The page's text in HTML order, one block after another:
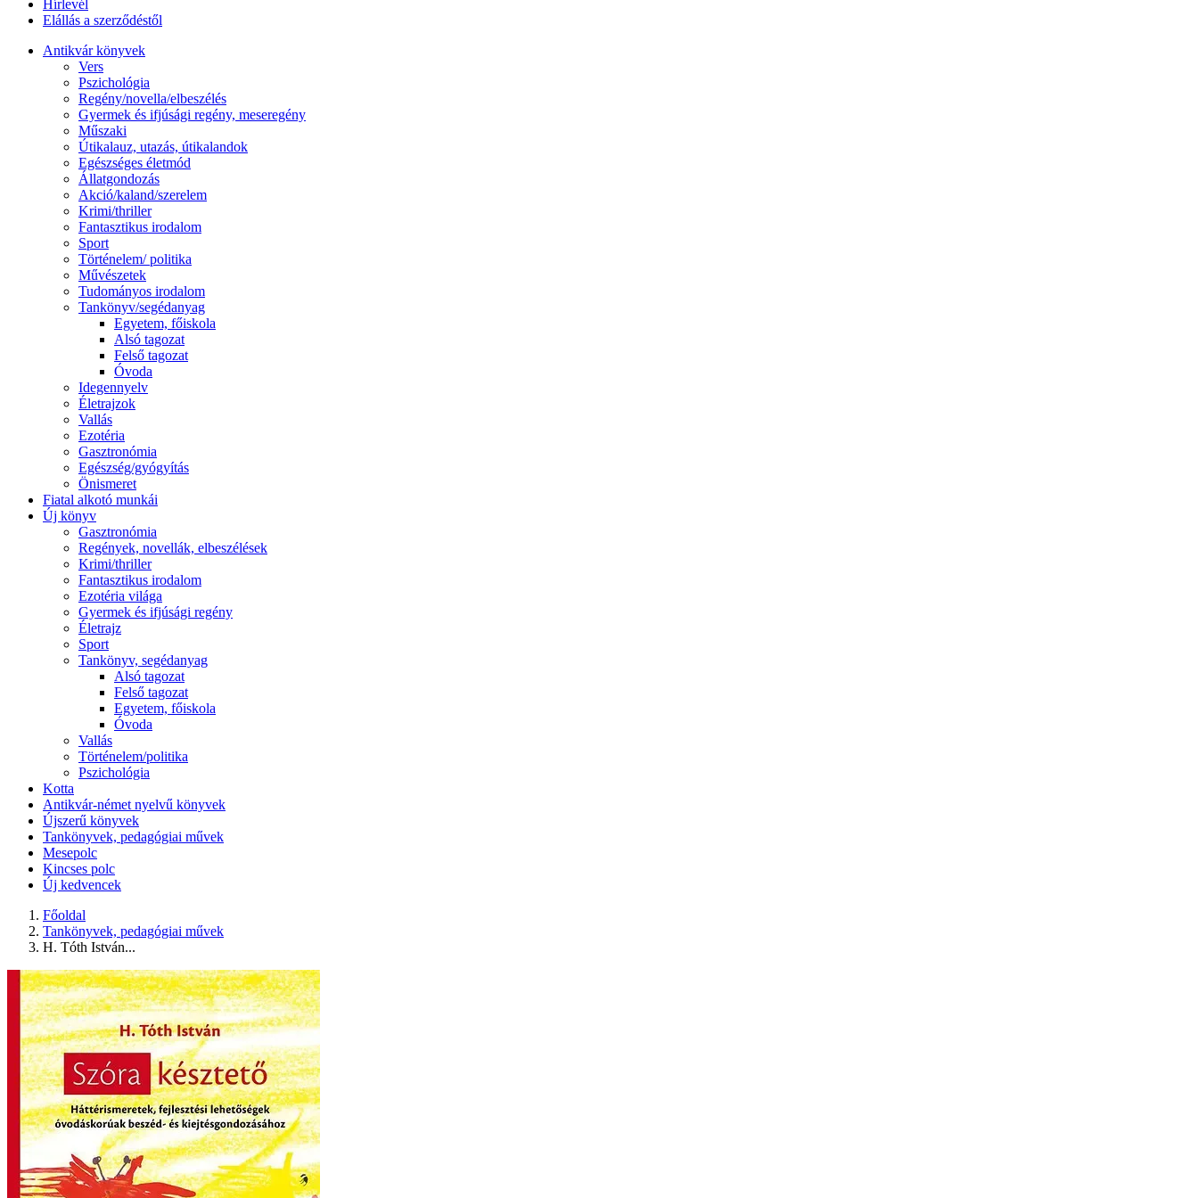
Hírlevél
Elállás a szerződéstől
Antikvár könyvek
Vers
Pszichológia
Regény/novella/elbeszélés
Gyermek és ifjúsági regény, meseregény
Műszaki
Útikalauz, utazás, útikalandok
Egészséges életmód
Állatgondozás
Akció/kaland/szerelem
Krimi/thriller
Fantasztikus irodalom
Sport
Történelem/ politika
Művészetek
Tudományos irodalom
Tankönyv/segédanyag
Egyetem, főiskola
Alsó tagozat
Felső tagozat
Óvoda
Idegennyelv
Életrajzok
Vallás
Ezotéria
Gasztronómia
Egészség/gyógyítás
Önismeret
Fiatal alkotó munkái
Új könyv
Gasztronómia
Regények, novellák, elbeszélések
Krimi/thriller
Fantasztikus irodalom
Ezotéria világa
Gyermek és ifjúsági regény
Életrajz
Sport
Tankönyv, segédanyag
Alsó tagozat
Felső tagozat
Egyetem, főiskola
Óvoda
Vallás
Történelem/politika
Pszichológia
Kotta
Antikvár-német nyelvű könyvek
Újszerű könyvek
Tankönyvek, pedagógiai művek
Mesepolc
Kincses polc
Új kedvencek
Főoldal
Tankönyvek, pedagógiai művek
H. Tóth István...